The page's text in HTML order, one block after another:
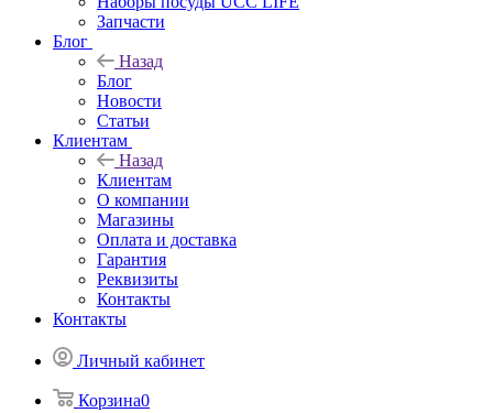
Запчасти
Блог
Назад
Блог
Новости
Статьи
Клиентам
Назад
Клиентам
О компании
Магазины
Оплата и доставка
Гарантия
Реквизиты
Контакты
Контакты
Личный кабинет
Корзина0